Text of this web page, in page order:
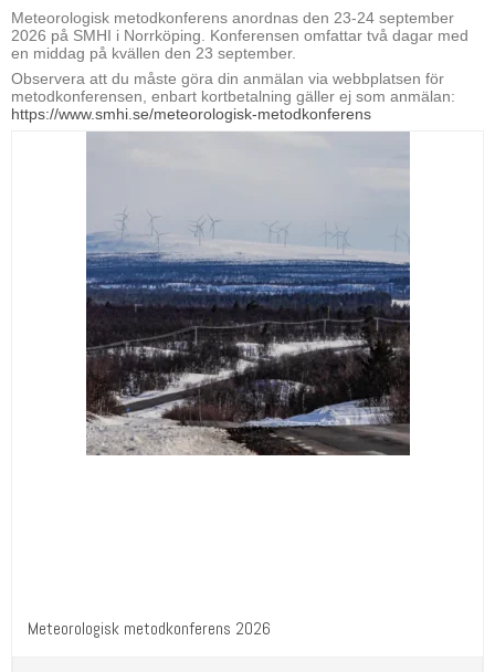
Meteorologisk metodkonferens anordnas den 23-24 september
2026 på SMHI i Norrköping. Konferensen omfattar två dagar med
en middag på kvällen den 23 september.
Observera att du måste göra din anmälan via webbplatsen för
metodkonferensen, enbart kortbetalning gäller ej som anmälan:
https://www.smhi.se/meteorologisk-metodkonferens
Meteorologisk metodkonferens 2026